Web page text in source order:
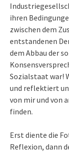
ihren
zwischen dem
entstandenen
dem Abbau der
Sozialstaat war!
und reflektiert
von mir und von
finden.
Erst diente die
Reflexion, dann